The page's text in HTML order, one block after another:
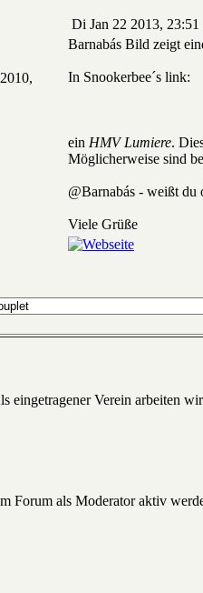
Di Jan 22 2013, 23:51
Barnabás Bild zeigt
In Snookerbee´s link:
ein HMV Lumiere.
Möglicherweise sind
@Barnabás - weißt du
Viele Grüße
eingetragener Verein arbeiten
Forum als Moderator aktiv